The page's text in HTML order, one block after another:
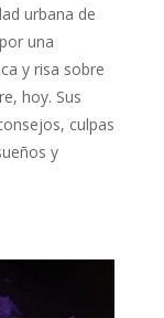
urbana de
una
y risa sobre
hoy. Sus
culpas
y